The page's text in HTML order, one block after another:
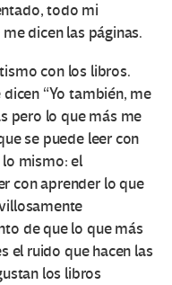
todo mi
dicen las páginas.
con los libros.
“Yo también, me
pero lo que más me
se puede leer con
mismo: el
con aprender lo que
de que lo que más
el ruido que hacen las
los libros